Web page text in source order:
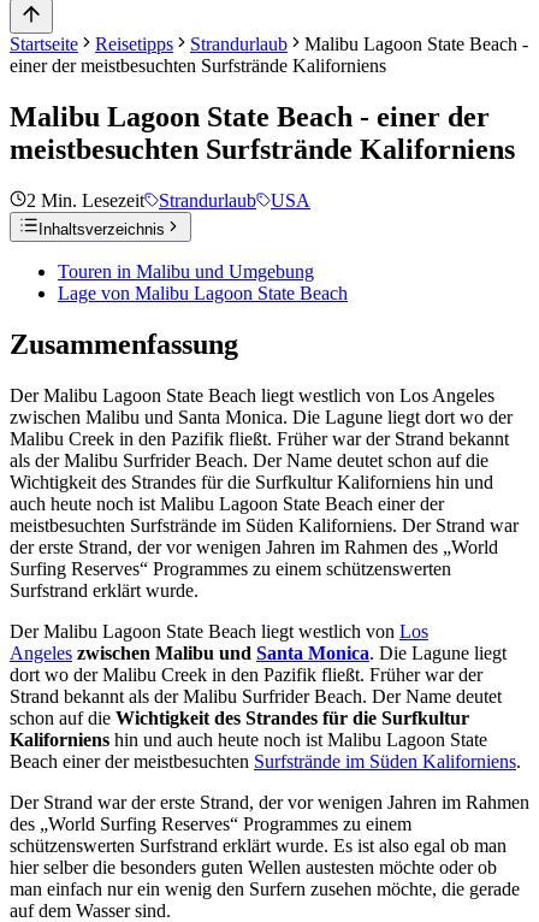
Startseite Reisetipps Strandurlaub
Malibu Lagoon State Beach -
einer der meistbesuchten Surfstrände Kaliforniens
Malibu Lagoon State Beach - einer der
meistbesuchten Surfstrände Kaliforniens
2 Min. Lesezeit Strandurlaub USA
Inhaltsverzeichnis
Touren in Malibu und Umgebung
Lage von Malibu Lagoon State Beach
Zusammenfassung
Der Malibu Lagoon State Beach liegt westlich von Los Angeles
zwischen Malibu und Santa Monica. Die Lagune liegt dort wo der
Malibu Creek in den Pazifik fließt. Früher war der Strand bekannt
als der Malibu Surfrider Beach. Der Name deutet schon auf die
Wichtigkeit des Strandes für die Surfkultur Kaliforniens hin und
auch heute noch ist Malibu Lagoon State Beach einer der
meistbesuchten Surfstrände im Süden Kaliforniens. Der Strand war
der erste Strand, der vor wenigen Jahren im Rahmen des „World
Surfing Reserves“ Programmes zu einem schützenswerten
Surfstrand erklärt wurde.
Der Malibu Lagoon State Beach liegt westlich von Los
Angeles zwischen Malibu und Santa Monica. Die Lagune liegt
dort wo der Malibu Creek in den Pazifik fließt. Früher war der
Strand bekannt als der Malibu Surfrider Beach. Der Name deutet
schon auf die Wichtigkeit des Strandes für die Surfkultur
Kaliforniens hin und auch heute noch ist Malibu Lagoon State
Beach einer der meistbesuchten Surfstrände im Süden Kaliforniens.
Der Strand war der erste Strand, der vor wenigen Jahren im Rahmen
des „World Surfing Reserves“ Programmes zu einem
schützenswerten Surfstrand erklärt wurde. Es ist also egal ob man
hier selber die besonders guten Wellen austesten möchte oder ob
man einfach nur ein wenig den Surfern zusehen möchte, die gerade
auf dem Wasser sind.